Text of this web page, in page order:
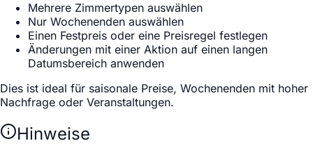
Mehrere Zimmertypen auswählen
Nur Wochenenden auswählen
Einen Festpreis oder eine Preisregel festlegen
Änderungen mit einer Aktion auf einen langen
Datumsbereich anwenden
Dies ist ideal für saisonale Preise, Wochenenden mit hoher
Nachfrage oder Veranstaltungen.
Hinweise